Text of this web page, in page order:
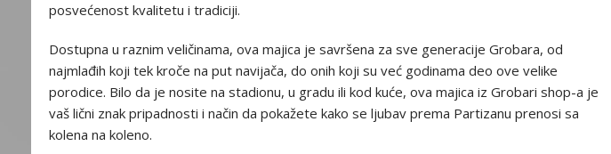
posvećenost kvalitetu i tradiciji.
Dostupna u raznim veličinama, ova majica je savršena za sve generacije Grobara, od
najmlađih koji tek kroče na put navijača, do onih koji su već godinama deo ove velike
porodice. Bilo da je nosite na stadionu, u gradu ili kod kuće, ova majica iz Grobari shop-a je
vaš lični znak pripadnosti i način da pokažete kako se ljubav prema Partizanu prenosi sa
kolena na koleno.